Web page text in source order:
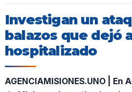
Investigan un
balazos que dejó
hospitalizado
AGENCIAMISIONES.UNO | En